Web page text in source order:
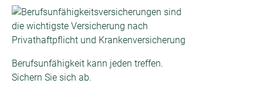
Berufsunfähigkeit kann jeden treffen.
Sichern Sie sich ab.